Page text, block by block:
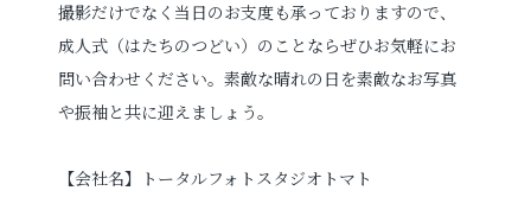
撮影だけでなく当日のお支度も承っておりますので、
成人式（はたちのつどい）のことならぜひお気軽にお
問い合わせください。素敵な晴れの日を素敵なお写真
や振袖と共に迎えましょう。
【会社名】トータルフォトスタジオトマト